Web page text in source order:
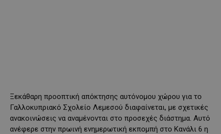
Ξεκάθαρη προοπτική απόκτησης αυτόνομου χώρου για το
Γαλλοκυπριακό Σχολείο Λεμεσού διαφαίνεται, με σχετικές
ανακοινώσεις να αναμένονται στο προσεχές διάστημα. Αυτό
ανέφερε στην πρωινή ενημερωτική εκπομπή στο Κανάλι 6 η